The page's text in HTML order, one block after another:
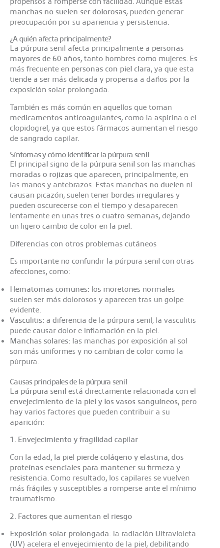
manchas no suelen ser dolorosas, pueden generar
preocupación por su apariencia y persistencia.
¿A quién afecta principalmente?
La púrpura senil afecta principalmente a personas
mayores de 60 años, tanto hombres como mujeres. Es
más frecuente en personas con piel clara, ya que esta
tiende a ser más delicada y propensa a daños por la
exposición solar prolongada.
También es más común en aquellos que toman
medicamentos anticoagulantes, como la aspirina o el
clopidogrel, ya que estos fármacos aumentan el riesgo
de sangrado capilar.
Síntomas y cómo identificar la púrpura senil
El principal signo de la púrpura senil son las manchas
moradas o rojizas que aparecen, principalmente, en
las manos y antebrazos. Estas manchas no duelen ni
causan picazón, suelen tener bordes irregulares y
pueden oscurecerse con el tiempo y desaparecen
lentamente en unas tres o cuatro semanas, dejando
un ligero cambio de color en la piel.
Diferencias con otros problemas cutáneos
Es importante no confundir la púrpura senil con otras
afecciones, como:
Hematomas comunes: los moretones normales
suelen ser más dolorosos y aparecen tras un golpe
evidente.
Vasculitis: a diferencia de la púrpura senil, la vasculitis
puede causar dolor e inflamación en la piel.
Manchas solares: las manchas por exposición al sol
son más uniformes y no cambian de color como la
púrpura.
Causas principales de la púrpura senil
La púrpura senil está directamente relacionada con el
envejecimiento de la piel y los vasos sanguíneos, pero
hay varios factores que pueden contribuir a su
aparición:
1. Envejecimiento y fragilidad capilar
Con la edad, la piel pierde colágeno y elastina, dos
proteínas esenciales para mantener su firmeza y
resistencia . Como resultado, los capilares se vuelven
más frágiles y susceptibles a romperse ante el mínimo
traumatismo.
2. Factores que aumentan el riesgo
Exposición solar prolongada: la radiación Ultravioleta
(UV) acelera el envejecimiento de la piel, debilitando